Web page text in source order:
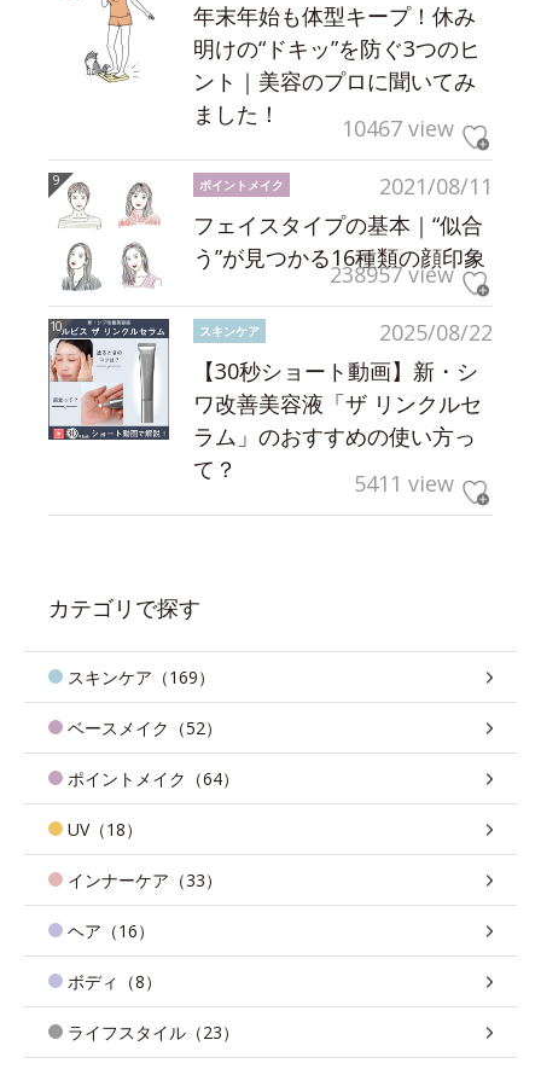
年末年始も体型キープ！休み
明けの“ドキッ”を防ぐ3つのヒ
ント｜美容のプロに聞いてみ
ました！
10467 view
2021/08/11
ポイントメイク
フェイスタイプの基本｜“似合
う”が見つかる16種類の顔印象
238957 view
2025/08/22
スキンケア
【30秒ショート動画】新・シ
ワ改善美容液「ザ リンクルセ
ラム」のおすすめの使い方っ
て？
5411 view
カテゴリで探す
スキンケア（169）
ベースメイク（52）
ポイントメイク（64）
UV（18）
インナーケア（33）
ヘア（16）
ボディ（8）
ライフスタイル（23）